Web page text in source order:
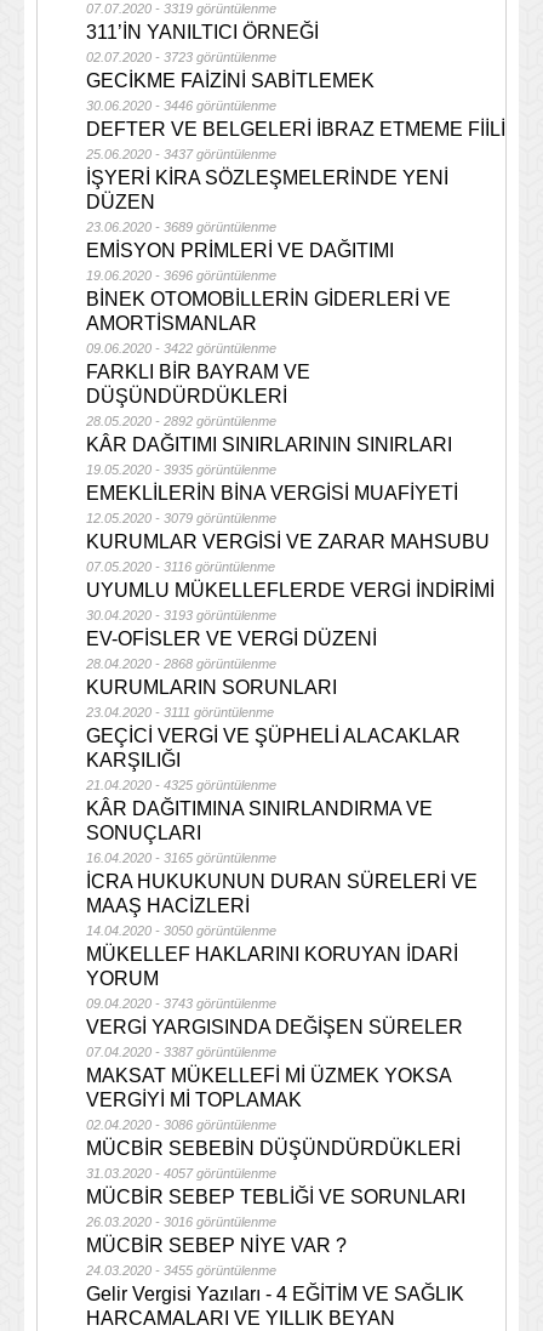
07.07.2020 - 3319 görüntülenme
311’İN YANILTICI ÖRNEĞİ
02.07.2020 - 3723 görüntülenme
GECİKME FAİZİNİ SABİTLEMEK
30.06.2020 - 3446 görüntülenme
DEFTER VE BELGELERİ İBRAZ ETMEME FİİLİ
25.06.2020 - 3437 görüntülenme
İŞYERİ KİRA SÖZLEŞMELERİNDE YENİ
DÜZEN
23.06.2020 - 3689 görüntülenme
EMİSYON PRİMLERİ VE DAĞITIMI
19.06.2020 - 3696 görüntülenme
BİNEK OTOMOBİLLERİN GİDERLERİ VE
AMORTİSMANLAR
09.06.2020 - 3422 görüntülenme
FARKLI BİR BAYRAM VE
DÜŞÜNDÜRDÜKLERİ
28.05.2020 - 2892 görüntülenme
KÂR DAĞITIMI SINIRLARININ SINIRLARI
19.05.2020 - 3935 görüntülenme
EMEKLİLERİN BİNA VERGİSİ MUAFİYETİ
12.05.2020 - 3079 görüntülenme
KURUMLAR VERGİSİ VE ZARAR MAHSUBU
07.05.2020 - 3116 görüntülenme
UYUMLU MÜKELLEFLERDE VERGİ İNDİRİMİ
30.04.2020 - 3193 görüntülenme
EV-OFİSLER VE VERGİ DÜZENİ
28.04.2020 - 2868 görüntülenme
KURUMLARIN SORUNLARI
23.04.2020 - 3111 görüntülenme
GEÇİCİ VERGİ VE ŞÜPHELİ ALACAKLAR
KARŞILIĞI
21.04.2020 - 4325 görüntülenme
KÂR DAĞITIMINA SINIRLANDIRMA VE
SONUÇLARI
16.04.2020 - 3165 görüntülenme
İCRA HUKUKUNUN DURAN SÜRELERİ VE
MAAŞ HACİZLERİ
14.04.2020 - 3050 görüntülenme
MÜKELLEF HAKLARINI KORUYAN İDARİ
YORUM
09.04.2020 - 3743 görüntülenme
VERGİ YARGISINDA DEĞİŞEN SÜRELER
07.04.2020 - 3387 görüntülenme
MAKSAT MÜKELLEFİ Mİ ÜZMEK YOKSA
VERGİYİ Mİ TOPLAMAK
02.04.2020 - 3086 görüntülenme
MÜCBİR SEBEBİN DÜŞÜNDÜRDÜKLERİ
31.03.2020 - 4057 görüntülenme
MÜCBİR SEBEP TEBLİĞİ VE SORUNLARI
26.03.2020 - 3016 görüntülenme
MÜCBİR SEBEP NİYE VAR ?
24.03.2020 - 3455 görüntülenme
Gelir Vergisi Yazıları - 4 EĞİTİM VE SAĞLIK
HARCAMALARI VE YILLIK BEYAN